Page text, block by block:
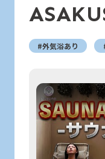
#外気浴あり